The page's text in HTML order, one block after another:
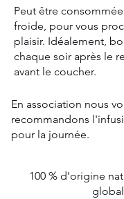
Peut être
froide, pour vous
plaisir. Idéalement,
chaque soir après le
avant le coucher.
En association nous
recommandons
pour la journée.
100 % d'origine